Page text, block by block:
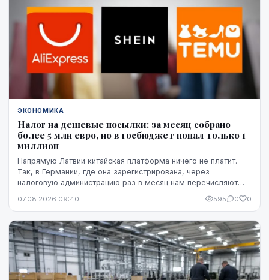
ЭКОНОМИКА
Налог на дешевые посылки: за месяц собрано
более 5 млн евро, но в госбюджет попал только 1
миллион
Напрямую Латвии китайская платформа ничего не платит.
Так, в Германии, где она зарегистрирована, через
налоговую администрацию раз в месяц нам перечисляют
платит в той стране, где товар предъявляется таможне,
07.08.2026 09:40 595 0 0